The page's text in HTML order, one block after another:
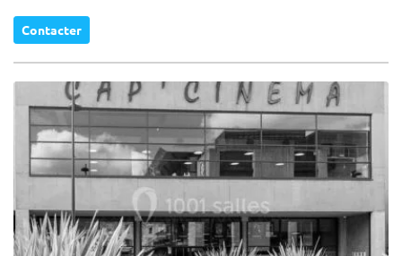
Contacter